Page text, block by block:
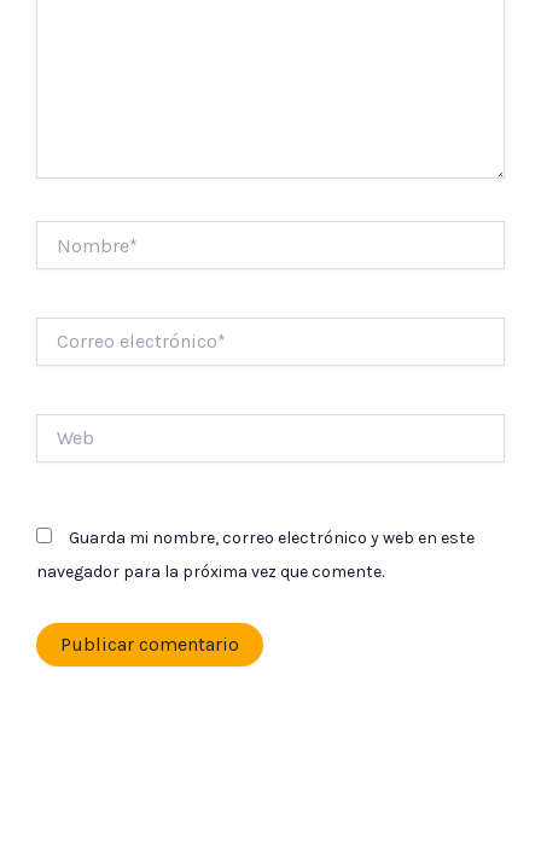
electrónico*
Guarda mi nombre, correo electrónico y web en este
navegador para la próxima vez que comente.